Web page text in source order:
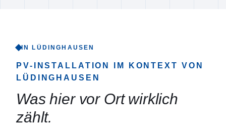
Jetzt anrufen
IN LÜDINGHAUSEN
PV-INSTALLATION
IM KONTEXT VON
LÜDINGHAUSEN
Was hier vor Ort wirklich
zählt.